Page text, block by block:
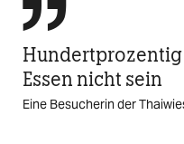

Hundertprozentig
Essen nicht sein
Eine Besucherin der